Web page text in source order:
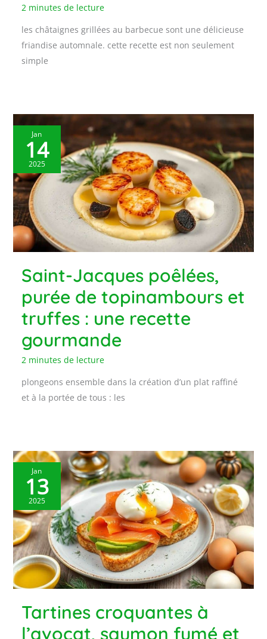
2 minutes de lecture
les châtaignes grillées au barbecue sont une délicieuse
friandise automnale. cette recette est non seulement
simple
Jan
14
2025
Saint-Jacques poêlées,
purée de topinambours et
truffes : une recette
gourmande
2 minutes de lecture
plongeons ensemble dans la création d’un plat raffiné
et à la portée de tous : les
Jan
13
2025
Tartines croquantes à
l’avocat, saumon fumé et